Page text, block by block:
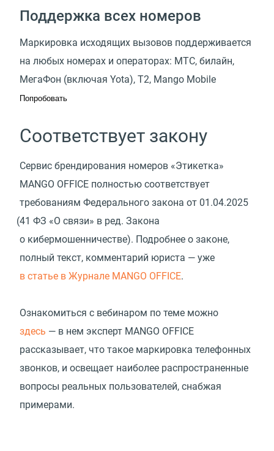
Поддержка всех номеров
Маркировка исходящих вызовов поддерживается
на любых номерах и операторах: МТС, билайн,
МегаФон (включая Yota), Т2, Mango Mobile
Попробовать
Соответствует закону
Сервис брендирования номеров «Этикетка»
MANGO OFFICE полностью соответствует
требованиям Федерального закона от 01.04.2025
(41 ФЗ «О связи» в ред. Закона
о кибермошенничестве). Подробнее о законе,
полный текст, комментарий юриста — уже
в статье в Журнале MANGO OFFICE.
Ознакомиться с вебинаром по теме можно
здесь — в нем эксперт MANGO OFFICE
рассказывает, что такое маркировка телефонных
звонков, и освещает наиболее распространенные
вопросы реальных пользователей, снабжая
примерами.